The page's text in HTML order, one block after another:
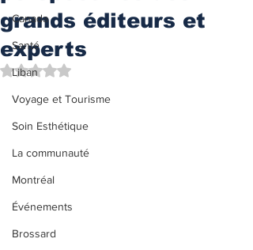
Canada
Santé
Liban
Voyage et Tourisme
Soin Esthétique
La communauté
Montréal
Événements
Brossard
grands éditeurs et
experts
Noté NaN étoiles sur 5.